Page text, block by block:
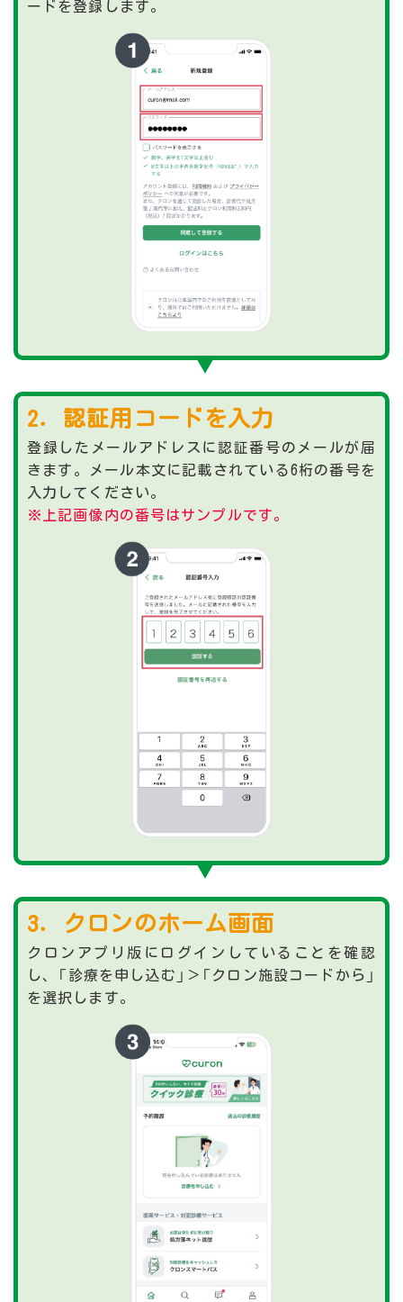
ードを登録します。
2．認証用コードを入力
登録したメールアドレスに認証番号のメールが届
きます。メール本文に記載されている6桁の番号を
入力してください。
※上記画像内の番号はサンプルです。
3．クロンのホーム画面
クロンアプリ版にログインしていることを確認
し、「診療を申し込む」＞「クロン施設コードから」
を選択します。